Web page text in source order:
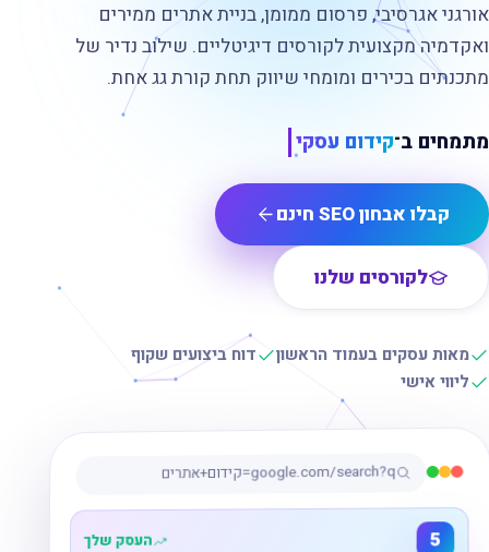
אורגני אגרסיבי, פרסום ממומן, בניית אתרים ממירים
ואקדמיה מקצועית לקורסים דיגיטליים. שילוב נדיר של
מתכנתים בכירים ומומחי שיווק תחת קורת גג אחת.
מתמחים ב־קידום עסקים בגוגל
קבלו אבחון SEO חינם
לקורסים שלנו
מאות עסקים בעמוד הראשון
דוח ביצועים שקוף
ליווי אישי
google.com/search?q=קידום+אתרים
3 העסק שלך